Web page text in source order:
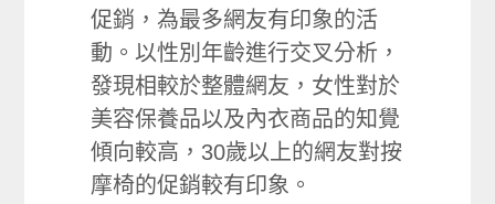
促銷，為最多網友有印象的活
動。以性別年齡進行交叉分析，
發現相較於整體網友，女性對於
美容保養品以及內衣商品的知覺
傾向較高，30歲以上的網友對按
摩椅的促銷較有印象。